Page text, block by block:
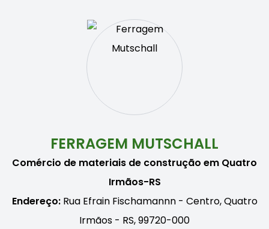
FERRAGEM MUTSCHALL
Comércio de materiais de construção em Quatro
Irmãos-RS
Endereço:Rua Efrain Fischamannn - Centro, Quatro
Irmãos - RS, 99720-000